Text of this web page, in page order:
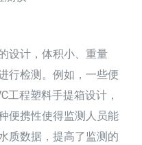
设计，体积小、重量
行检测。例如，一些便
工程塑料手提箱设计，
便携性使得监测人员能
质数据，提高了监测的